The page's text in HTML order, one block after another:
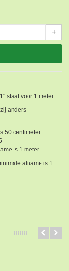
+
staat voor 1 meter.
anders
50 centimeter.
is 1 meter.
afname is 1